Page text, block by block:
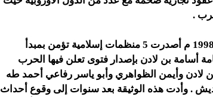
.
بعد 107 عاما من فتوى الشيرازي وفي 23 فبراير 1998 م أصدرت 5 منظمات إسلامية تؤمن بمبدأ
أسامة بن لادن بإصدار فتوى تعلن فيها الحرب
لادن وأيمن الظواهري وأبو ياسر رفاعي أحمد طه
. وأدت هذه الوثيقة بعد سنوات إلى وقوع أحداث